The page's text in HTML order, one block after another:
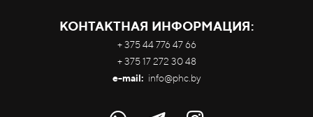
КОНТАКТНАЯ ИНФОРМАЦИЯ:
+ 375 44 776 47 66
+ 375 17 272 30 48
e-mail: info@phc.by